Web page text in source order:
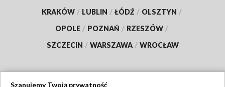
KRAKÓW / LUBLIN / ŁÓDŹ / OLSZTYN /
OPOLE / POZNAŃ / RZESZÓW /
SZCZECIN / WARSZAWA / WROCŁAW
Szanujemy Twoją prywatność